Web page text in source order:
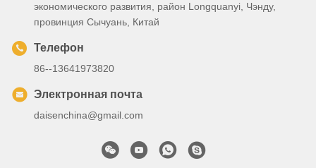
экономического развития, район Longquanyi, Чэнду,
провинция Сычуань, Китай
Телефон
86--13641973820
Электронная почта
daisenchina@gmail.com